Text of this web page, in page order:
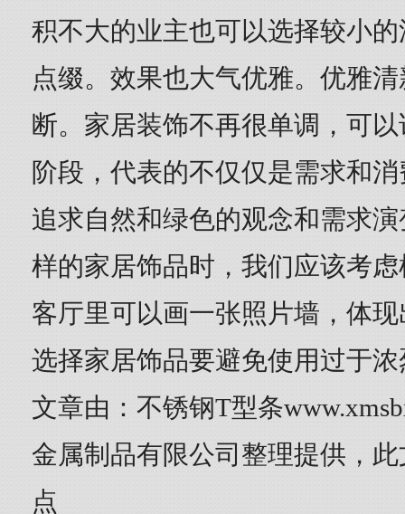
积不大的业主也可以选择较小
点缀。效果也大气优雅。优雅
断。家居装饰不再很单调，可
阶段，代表的不仅仅是需求和
追求自然和绿色的观念和需求
样的家居饰品时，我们应该考
客厅里可以画一张照片墙，体
选择家居饰品要避免使用过于
文章由：不锈钢T型条
金属制品有限公司整理提供，
点